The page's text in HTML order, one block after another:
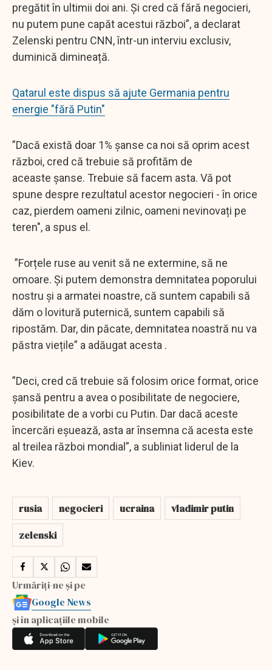
pregătit în ultimii doi ani. Și cred că fără negocieri,
nu putem pune capăt acestui război”, a declarat
Zelenski pentru CNN, într-un interviu exclusiv,
duminică dimineață.
Qatarul este dispus să ajute Germania pentru
energie "fără Putin"
”Dacă există doar 1% șanse ca noi să oprim acest
război, cred că trebuie să profităm de
aceaste șanse. Trebuie să facem asta. Vă pot
spune despre rezultatul acestor negocieri - în orice
caz, pierdem oameni zilnic, oameni nevinovați pe
teren", a spus el.
”Forțele ruse au venit să ne extermine, să ne
omoare. Și putem demonstra demnitatea poporului
nostru și a armatei noastre, că suntem capabili să
dăm o lovitură puternică, suntem capabili să
ripostăm. Dar, din păcate, demnitatea noastră nu va
păstra viețile” a adăugat acesta .
”Deci, cred că trebuie să folosim orice format, orice
șansă pentru a avea o posibilitate de negociere,
posibilitate de a vorbi cu Putin. Dar dacă aceste
încercări eșuează, asta ar însemna că acesta este
al treilea război mondial”, a subliniat liderul de la
Kiev.
rusia negocieri ucraina
vladimir putin
zelenski
Urmăriți-ne și pe
Google News
și în aplicațiile mobile